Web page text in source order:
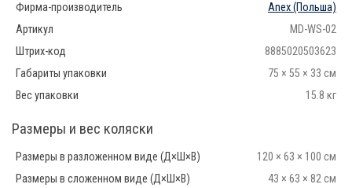
Фирма-производитель Anex(Польша)
Артикул
MD-WS-02
Штрих-код
8885020503623
Габариты упаковки
75 × 55 × 33 см
Вес упаковки
15.8 кг
Размеры и вес коляски
Размеры в разложенном виде (Д×Ш×В)
120 × 63 × 100 см
Размеры в сложенном виде (Д×Ш×В)
43 × 63 × 82 см